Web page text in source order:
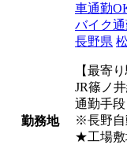
勤務地
車通勤
バイク
長野県
【最寄り
JR篠ノ
通勤手
※長野自
★工場敷